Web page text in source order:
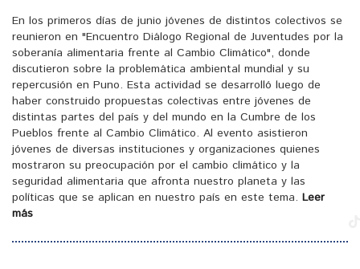
En los primeros días de junio jóvenes de distintos colectivos se
reunieron en "Encuentro Diálogo Regional de Juventudes por la
soberanía alimentaria frente al Cambio Climático", donde
discutieron sobre la problemática ambiental mundial y su
repercusión en Puno. Esta actividad se desarrolló luego de
haber construido propuestas colectivas entre jóvenes de
distintas partes del país y del mundo en la Cumbre de los
Pueblos frente al Cambio Climático. Al evento asistieron
jóvenes de diversas instituciones y organizaciones quienes
mostraron su preocupación por el cambio climático y la
seguridad alimentaria que afronta nuestro planeta y las
políticas que se aplican en nuestro país en este tema. Leer
más